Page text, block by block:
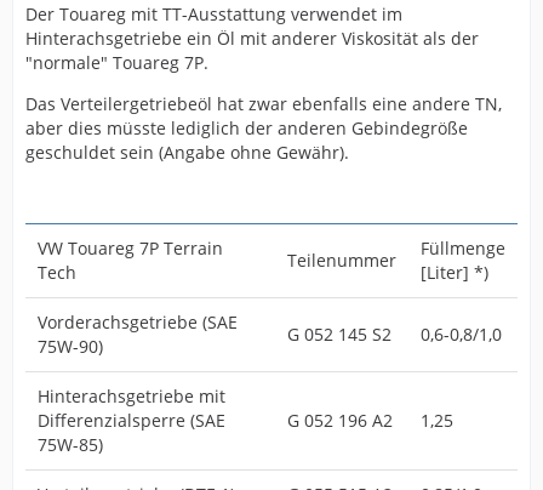
Der Touareg mit TT-Ausstattung verwendet im
Hinterachsgetriebe ein Öl mit anderer Viskosität als der
"normale" Touareg 7P.
Das Verteilergetriebeöl hat zwar ebenfalls eine andere TN,
aber dies müsste lediglich der anderen Gebindegröße
geschuldet sein (Angabe ohne Gewähr).
VW Touareg 7P Terrain
Tech
Teilenummer
Füllmenge
[Liter] *)
Vorderachsgetriebe (SAE
75W-90)
G 052 145 S2 0,6-0,8/1,0
Hinterachsgetriebe mit
Differenzialsperre (SAE
75W-85)
G 052 196 A2 1,25